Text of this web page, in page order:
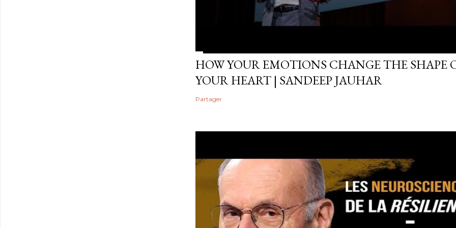
HOW YOUR EMOTIONS CHANGE THE SHAPE
YOUR HEART | SANDEEP JAUHAR
Partager